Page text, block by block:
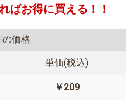
ばお得に買える！！
の価格
単価(税込)
￥209